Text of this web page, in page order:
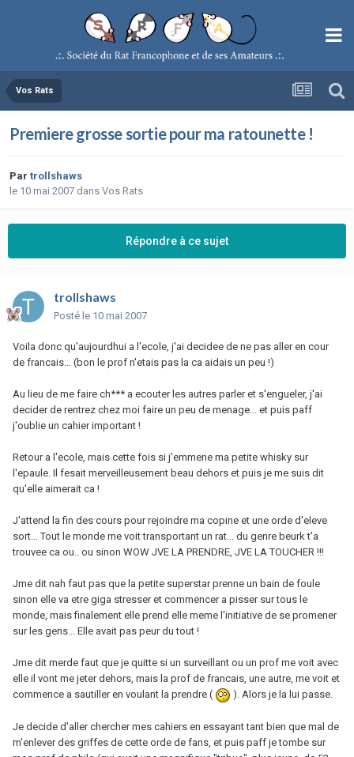
Vos Rats
Premiere grosse sortie pour ma ratounette !
Par trollshaws
le 10 mai 2007 dans Vos Rats
Répondre à ce sujet
trollshaws
Posté le 10 mai 2007
Voila donc qu'aujourdhui a l'ecole, j'ai decidee de ne pas aller en cour
de francais... (bon le prof n'etais pas la ca aidais un peu !)
Au lieu de me faire ch*** a ecouter les autres parler et s'engueler, j'ai
decider de rentrez chez moi faire un peu de menage... et puis paff
j'oublie un cahier important !
Retour a l'ecole, mais cette fois si j'emmene ma petite whisky sur
l'epaule. Il fesait merveilleusement beau dehors et puis je me suis dit
qu'elle aimerait ca !
J'attend la fin des cours pour rejoindre ma copine et une orde d'eleve
sort... Tout le monde me voit transportant un rat... du genre beurk t'a
trouvee ca ou.. ou sinon WOW JVE LA PRENDRE, JVE LA TOUCHER !!!
Jme dit nah faut pas que la petite superstar prenne un bain de foule
sinon elle va etre giga stresser et commencer a pisser sur tous le
monde, mais finalement elle prend elle meme l'initiative de se promener
sur les gens... Elle avait pas peur du tout !
Jme dit merde faut que je quitte si un surveillant ou un prof me voit avec
elle il vont me jeter dehors, mais la prof de francais, une autre, me voit et
commence a sautiller en voulant la prendre (
). Alors je la lui passe.
Je decide d'aller chercher mes cahiers en essayant tant bien que mal de
m'enlever des griffes de cette orde de fans, et puis paff je tombe sur